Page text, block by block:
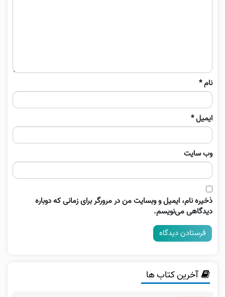
نام*
ایمیل*
وب‌ سایت
ذخیره نام، ایمیل و وبسایت من در مرورگر برای زمانی که دوباره
دیدگاهی می‌نویسم.
آخرین کتاب ها